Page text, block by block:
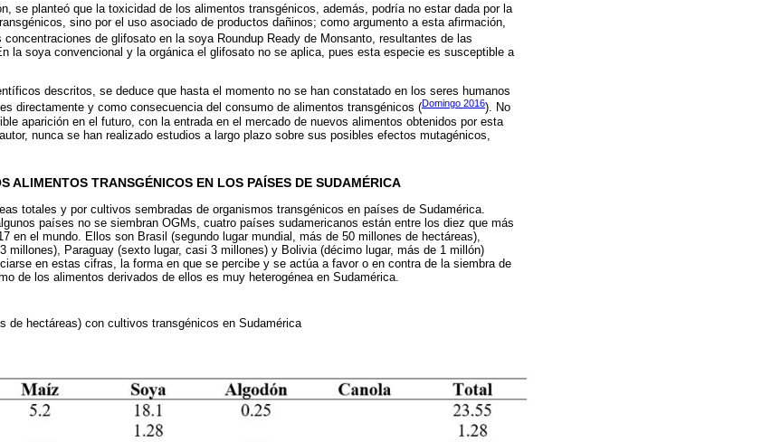
se planteó que la toxicidad de los alimentos transgénicos, además, podría no estar dada por la
sino por el uso asociado de productos dañinos; como argumento a esta afirmación,
concentraciones de glifosato en la soya Roundup Ready de Monsanto, resultantes de las
la soya convencional y la orgánica el glifosato no se aplica, pues esta especie es susceptible a
descritos, se deduce que hasta el momento no se han constatado en los seres humanos
directamente y como consecuencia del consumo de alimentos transgénicos (Domingo 2016). No
aparición en el futuro, con la entrada en el mercado de nuevos alimentos obtenidos por esta
nunca se han realizado estudios a largo plazo sobre sus posibles efectos mutagénicos,
ALIMENTOS TRANSGÉNICOS EN LOS PAÍSES DE SUDAMÉRICA
totales y por cultivos sembradas de organismos transgénicos en países de Sudamérica.
países no se siembran OGMs, cuatro países sudamericanos están entre los diez que más
en el mundo. Ellos son Brasil (segundo lugar mundial, más de 50 millones de hectáreas),
millones), Paraguay (sexto lugar, casi 3 millones) y Bolivia (décimo lugar, más de 1 millón)
en estas cifras, la forma en que se percibe y se actúa a favor o en contra de la siembra de
de los alimentos derivados de ellos es muy heterogénea en Sudamérica.
de hectáreas) con cultivos transgénicos en Sudamérica